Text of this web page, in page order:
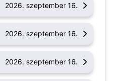
2026. szeptember 16.
2026. szeptember 16.
2026. szeptember 16.